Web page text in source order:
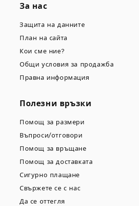
За нас
Защита на данните
План на сайта
Кои сме ние?
Общи условия за продажба
Правна информация
Полезни връзки
Помощ за размери
Въпроси/отговори
Помощ за връщане
Помощ за доставката
Сигурно плащане
Свържете се с нас
Да се оттегля